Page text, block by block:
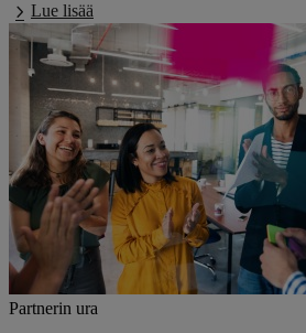
Lue lisää
Partnerin ura